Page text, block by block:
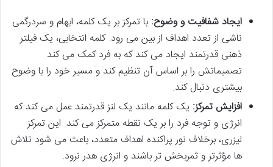
ایجاد شفافیت و وضوح: با تمرکز بر یک کلمه، ابهام و سردرگمی
ناشی از تعدد اهداف از بین می رود. کلمه انتخابی، یک فیلتر
ذهنی قدرتمند ایجاد می کند که به فرد کمک می کند
تصمیماتش را بر اساس آن تنظیم کند و مسیر خود را با وضوح
بیشتری دنبال کند.
افزایش تمرکز: یک کلمه مانند یک لنز قدرتمند عمل می کند که
انرژی و توجه فرد را بر یک نقطه متمرکز می کند. این تمرکز
لیزری، برخلاف نور پراکنده اهداف متعدد، باعث می شود تلاش
ها مؤثرتر و ثمربخش تر باشند و انرژی هدر نرود.